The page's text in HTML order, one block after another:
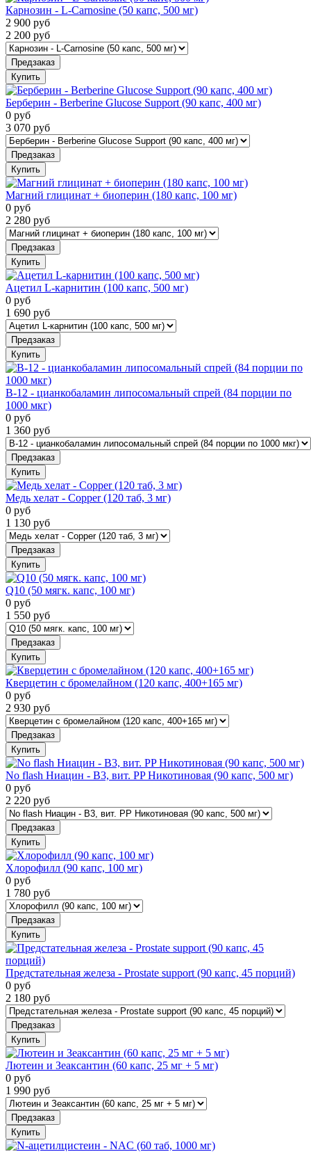
Карнозин - L-Carnosine (50 капс, 500 мг)
2 900 руб
2 200 руб
Предзаказ
Купить
Берберин - Berberine Glucose Support (90 капс, 400 мг)
0 руб
3 070 руб
Предзаказ
Купить
Магний глицинат + биоперин (180 капс, 100 мг)
0 руб
2 280 руб
Предзаказ
Купить
Ацетил L-карнитин (100 капс, 500 мг)
0 руб
1 690 руб
Предзаказ
Купить
B-12 - цианкобаламин липосомальный спрей (84 порции по
1000 мкг)
0 руб
1 360 руб
Предзаказ
Купить
Медь хелат - Copper (120 таб, 3 мг)
0 руб
1 130 руб
Предзаказ
Купить
Q10 (50 мягк. капс, 100 мг)
0 руб
1 550 руб
Предзаказ
Купить
Кверцетин с бромелайном (120 капс, 400+165 мг)
0 руб
2 930 руб
Предзаказ
Купить
No flash Ниацин - B3, вит. PP Никотиновая (90 капс, 500 мг)
0 руб
2 220 руб
Предзаказ
Купить
Хлорофилл (90 капс, 100 мг)
0 руб
1 780 руб
Предзаказ
Купить
Предстательная железа - Prostate support (90 капс, 45 порций)
0 руб
2 180 руб
Предзаказ
Купить
Лютеин и Зеаксантин (60 капс, 25 мг + 5 мг)
0 руб
1 990 руб
Предзаказ
Купить